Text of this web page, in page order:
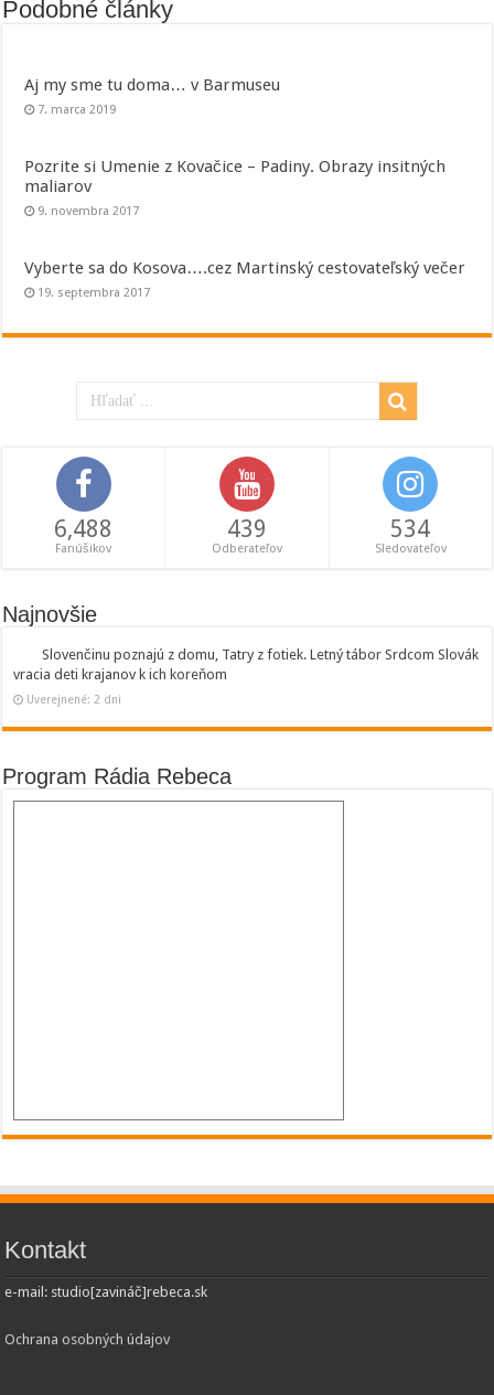
Podobné články
Aj my sme tu doma… v Barmuseu
7. marca 2019
Pozrite si Umenie z Kovačice – Padiny. Obrazy insitných
maliarov
9. novembra 2017
Vyberte sa do Kosova….cez Martinský cestovateľský večer
19. septembra 2017
6,488
Fanúšikov
439
Odberateľov
534
Sledovateľov
Najnovšie
Slovenčinu poznajú z domu, Tatry z fotiek. Letný tábor Srdcom Slovák
vracia deti krajanov k ich koreňom
Uverejnené: 2 dni
Program Rádia Rebeca
Kontakt
e-mail: studio[zavináč]rebeca.sk
Ochrana osobných údajov